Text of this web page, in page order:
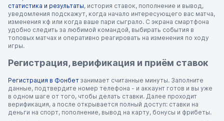
статистика и результаты, история ставок, пополнение и вывод,
уведомления подскажут, когда начало интересующего вас матча,
изменения кф или когда ваше пари сыграло. С экрана смартфона
удобно следить за любимой командой, выбирать события в
топовых матчах и оперативно реагировать на изменения по ходу
игры.
Регистрация, верификация и приём ставок
Регистрация в Фонбет занимает считанные минуты. Заполните
данные, подтвердите номер телефона - и аккаунт готов и вы уже
в одном шаге от того, чтобы делать ставки. Далее проходит
верификация, а после открывается полный доступ: ставки на
деньги на спорт, пополнение, вывод на карту, бонусы и фрибеты.